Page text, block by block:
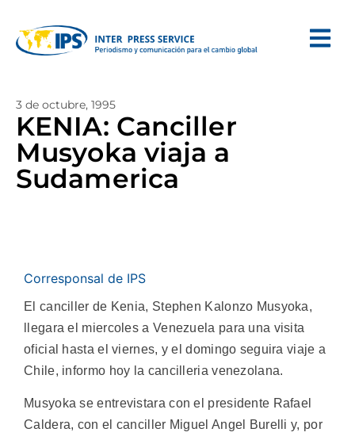
3 de octubre, 1995
KENIA: Canciller
Musyoka viaja a
Sudamerica
Corresponsal de IPS
El canciller de Kenia, Stephen Kalonzo Musyoka,
llegara el miercoles a Venezuela para una visita
oficial hasta el viernes, y el domingo seguira viaje a
Chile, informo hoy la cancilleria venezolana.
Musyoka se entrevistara con el presidente Rafael
Caldera, con el canciller Miguel Angel Burelli y, por